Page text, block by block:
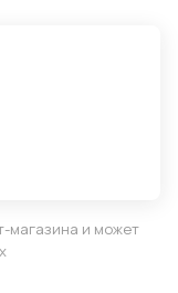
магазина и может